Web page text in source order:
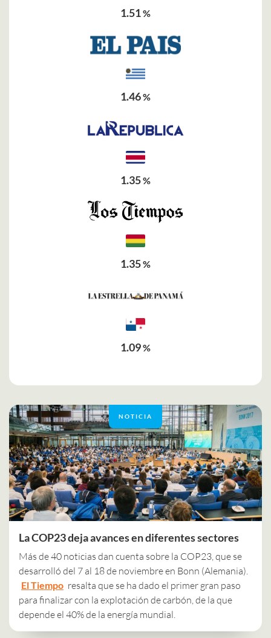
1.51%
1.46%
1.35%
1.35%
1.09%
NOTICIA
La COP23 deja avances en diferentes sectores
Más de 40 noticias dan cuenta sobre la COP23, que se
desarrolló del 7 al 18 de noviembre en Bonn (Alemania).
El Tiempo resalta que se ha dado el primer gran paso
para finalizar con la explotación de carbón, de la que
depende el 40% de la energía mundial.